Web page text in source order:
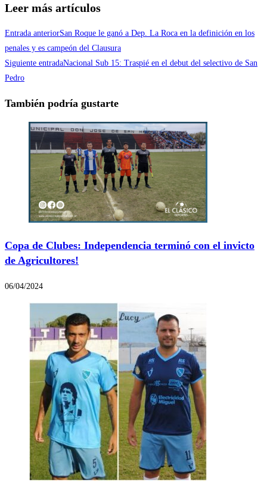
Leer más artículos
Entrada anteriorSan Roque le ganó a Dep. La Roca en la definición en los
penales y es campeón del Clausura
Siguiente entradaNacional Sub 15: Traspié en el debut del selectivo de San
Pedro
También podría gustarte
Copa de Clubes: Independencia terminó con el invicto
de Agricultores!
06/04/2024